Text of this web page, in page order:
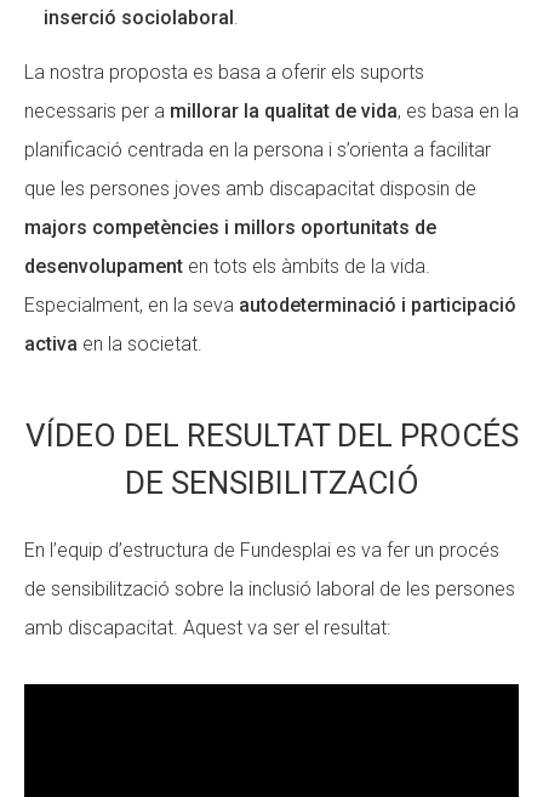
inserció sociolaboral.
La nostra proposta es basa a oferir els suports
necessaris per a millorar la qualitat de vida, es basa en la
planificació centrada en la persona i s’orienta a facilitar
que les persones joves amb discapacitat disposin de
majors competències i millors oportunitats de
desenvolupament en tots els àmbits de la vida.
Especialment, en la seva autodeterminació i participació
activa en la societat.
VÍDEO DEL RESULTAT DEL PROCÉS
DE SENSIBILITZACIÓ
En l’equip d’estructura de Fundesplai es va fer un procés
de sensibilització sobre la inclusió laboral de les persones
amb discapacitat. Aquest va ser el resultat: